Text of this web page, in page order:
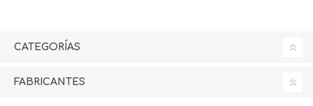
CATEGORÍAS
FABRICANTES